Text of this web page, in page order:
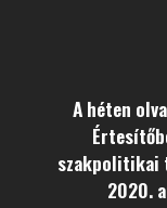
A héten
szakpolitikai
2020.